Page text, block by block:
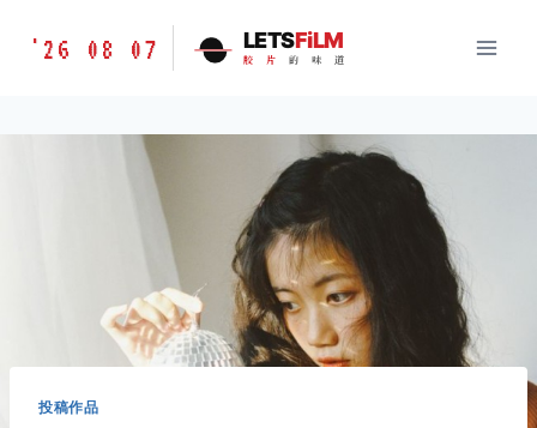
胶
味
'26 08 07 LETSFiLM
胶 片 的 味 道
投稿作品